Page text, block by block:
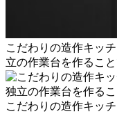
こだわりの造作キッ
立の作業台を作るこ
こだわりの造作キッ